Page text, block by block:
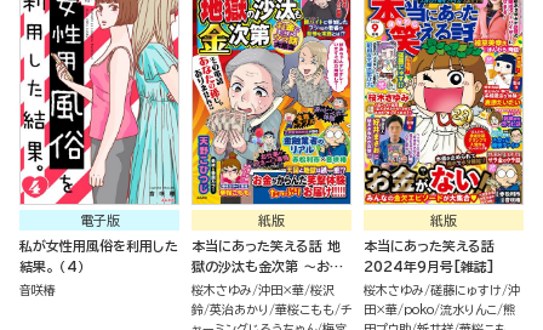
電子版
私が女性用風俗を利用した
結果。 （4）
音咲椿
紙版
本当にあった笑える話 地
獄の沙汰も金次第 ～お金
にまつわるウラ話大集合～
桜木さゆみ 沖田×華 桜沢
鈴 英治あかり 華桜こもも チ
紙版
本当にあった笑える話
2024年9月号[雑誌]
桜木さゆみ 磋藤にゅすけ 沖
田×華 poko 流水りんこ 熊